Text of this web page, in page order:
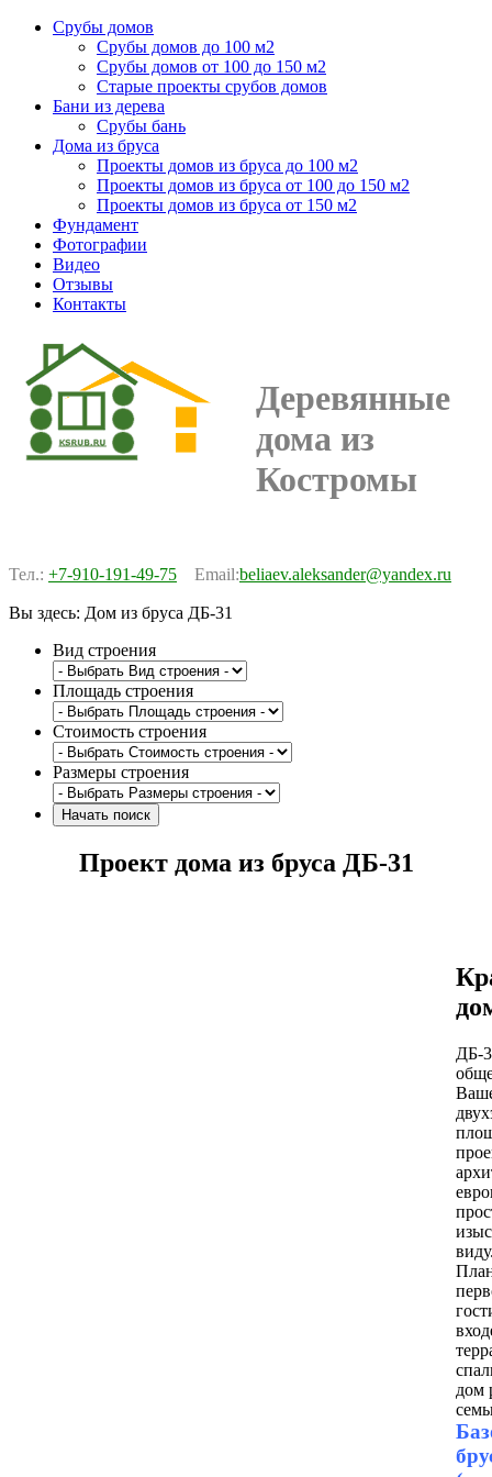
Срубы домов
Срубы домов до 100 м2
Срубы домов от 100 до 150 м2
Старые проекты срубов домов
Бани из дерева
Срубы бань
Дома из бруса
Проекты домов из бруса до 100 м2
Проекты домов из бруса от 100 до 150 м2
Проекты домов из бруса от 150 м2
Фундамент
Фотографии
Видео
Отзывы
Контакты
Деревянные
дома из
Костромы
Тел.: +7-910-191-49-75 Email:beliaev.aleksander@yandex.ru
Вы здесь: Дом из бруса ДБ-31
Вид строения
Площадь строения
Стоимость строения
Размеры строения
Проект дома из бруса ДБ-31
ДБ-
дом